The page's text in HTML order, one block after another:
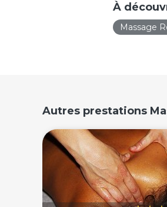
À
Massage
Autres prestations